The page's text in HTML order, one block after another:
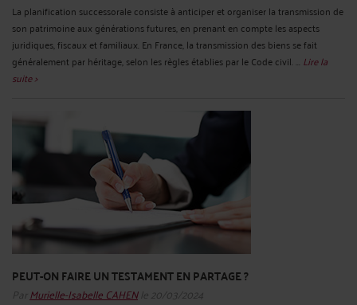
La planification successorale consiste à anticiper et organiser la transmission de
son patrimoine aux générations futures, en prenant en compte les aspects
juridiques, fiscaux et familiaux. En France, la transmission des biens se fait
généralement par héritage, selon les règles établies par le Code civil. ... Lire la
suite >
PEUT-ON FAIRE UN TESTAMENT EN PARTAGE ?
Par Murielle-Isabelle CAHENle 20/03/2024